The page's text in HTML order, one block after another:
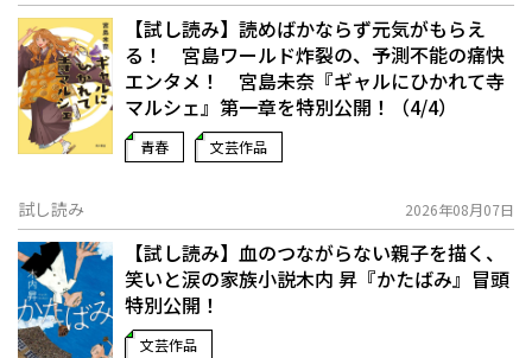
【試し読み】読めばかならず元気がもらえ
る！ 宮島ワールド炸裂の、予測不能の痛快
エンタメ！ 宮島未奈『ギャルにひかれて寺
マルシェ』第一章を特別公開！（4/4）
青春 文芸作品
試し読み 2026年08月07日
【試し読み】血のつながらない親子を描く、
笑いと涙の家族小説――木内 昇『かたばみ』冒頭
特別公開！
文芸作品